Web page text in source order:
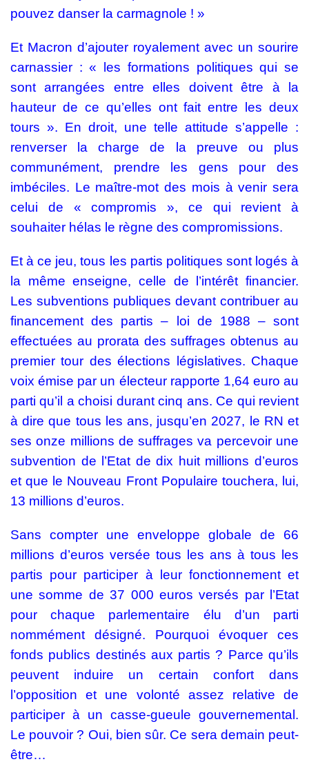
pouvez danser la carmagnole ! »
Et Macron d’ajouter royalement avec un sourire
carnassier : « les formations politiques qui se
sont arrangées entre elles doivent être à la
hauteur de ce qu’elles ont fait entre les deux
tours ». En droit, une telle attitude s’appelle :
renverser la charge de la preuve ou plus
communément, prendre les gens pour des
imbéciles. Le maître-mot des mois à venir sera
celui de « compromis », ce qui revient à
souhaiter hélas le règne des compromissions.
Et à ce jeu, tous les partis politiques sont logés à
la même enseigne, celle de l’intérêt financier.
Les subventions publiques devant contribuer au
financement des partis – loi de 1988 – sont
effectuées au prorata des suffrages obtenus au
premier tour des élections législatives. Chaque
voix émise par un électeur rapporte 1,64 euro au
parti qu’il a choisi durant cinq ans. Ce qui revient
à dire que tous les ans, jusqu’en 2027, le RN et
ses onze millions de suffrages va percevoir une
subvention de l’Etat de dix huit millions d’euros
et que le Nouveau Front Populaire touchera, lui,
13 millions d’euros.
Sans compter une enveloppe globale de 66
millions d’euros versée tous les ans à tous les
partis pour participer à leur fonctionnement et
une somme de 37 000 euros versés par l’Etat
pour chaque parlementaire élu d’un parti
nommément désigné. Pourquoi évoquer ces
fonds publics destinés aux partis ? Parce qu’ils
peuvent induire un certain confort dans
l’opposition et une volonté assez relative de
participer à un casse-gueule gouvernemental.
Le pouvoir ? Oui, bien sûr. Ce sera demain peut-
être…